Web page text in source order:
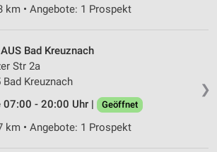
km • Angebote: 1 Prospekt
❯
Bad Kreuznach
Str 2a
Bad Kreuznach
07:00 - 20:00 Uhr |
Geöffnet
km • Angebote: 1 Prospekt